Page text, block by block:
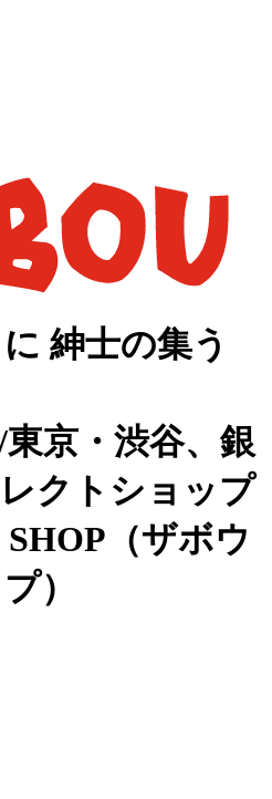
紳士の集う
京・渋谷、銀
クトショップ
（ザボウ
）